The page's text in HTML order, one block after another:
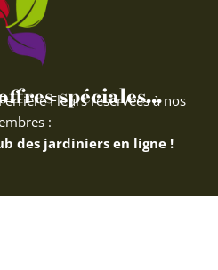
spéciales...
Fleurs réservées à nos
:
des jardiniers en ligne !